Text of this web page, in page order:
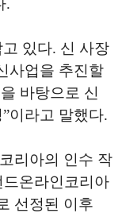
.
있다. 신 사장
사업을 추진할
바탕으로 신
이라고 말했다.
리아의 인수 작
온라인코리아
선정된 이후